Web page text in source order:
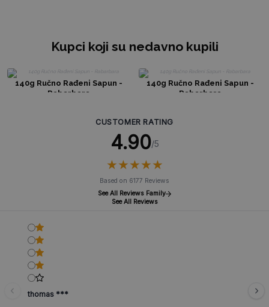
Kupci koji su nedavno kupili
140g Ručno Rađeni Sapun -
Rabarbara
140g Ručno Rađeni Sapun -
Rabarbara
CUSTOMER RATING
4.90/5
★★★★★
★★★★★
Based on 6177 Reviews
See All Reviews Family
See All Reviews
thomas ***